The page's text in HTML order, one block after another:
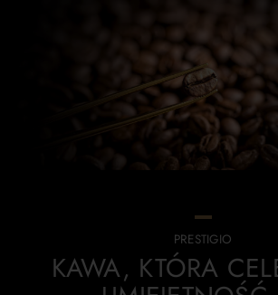
PRESTIGIO
KAWA, KTÓRA